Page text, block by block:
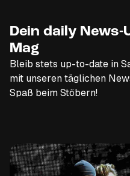
Dein daily News-
Mag
Bleib stets up-to-date in
mit unseren täglichen
Spaß beim Stöbern!